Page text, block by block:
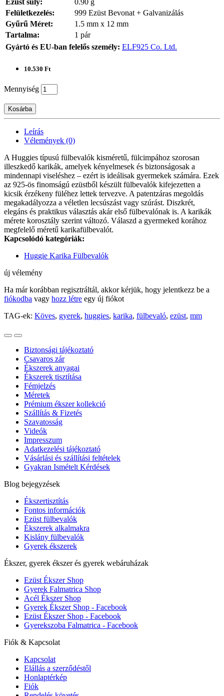
Felületkezelés:
999 Ezüst Bevonat + Galvanizálás
Gyűrű Méret:
1.5 mm x 12 mm
Tartalma:
1 pár
Gyártó és EU-ban felelős személy: ELF925 Co. Ltd.
10.530 Ft
Mennyiség
Kosárba
Leírás
Vélemények (0)
A Huggies típusú fülbevalók kisméretű, fülcimpához szorosan
illeszkedő karikák, amelyek kényelmesek és biztonságosak a
mindennapi viseléshez – ezért is ideálisak gyermekek számára. Ezek
az 925-ös finomságú ezüstből készült fülbevalók kifejezetten a
kicsik érzékeny füléhez lettek tervezve. A patentzáras megoldás
megakadályozza a véletlen lecsúszást vagy szúrást. Diszkrét,
elegáns és praktikus választás akár első fülbevalónak is. A karikák
mérete korosztály szerint változó. Válaszd a gyermeked korához
megfelelő méretű karikafülbevalót.
Kapcsolódó kategóriák:
Huggie Karika Fülbevalók
új vélemény
Ha már korábban regisztráltál, akkor kérjük, hogy jelentkezz be a
fiókodba vagy hozz létre egy új fiókot
TAG-ek: Köves, gyerek, huggies, karika, fülbevaló, ezüst, mm
Biztonsági tájékoztató
Csavaros zár
Ékszerek anyagai
Ékszerek tisztítása
Fémjelzés
Méretek
Prémium ékszer kollekció
Szállítás & Fizetés
Szavatosság
Videók
Impresszum
Adatkezelési tájékoztató
Vásárlási és szállítási feltételek
Gyakran Ismételt Kérdések
Blog bejegyzések
Ékszertisztítás
Fontos információk
Ezüst fülbevalók
Ékszerek alkalmakra
Kislány fülbevalók
Gyerek ékszerek
Ékszer, gyerek ékszer és gyerek webáruházak
Ezüst Ékszer Shop
Gyerek Falmatrica Shop
Acél Ékszer Shop
Gyerek Ékszer Shop - Facebook
Ezüst Ékszer Shop - Facebook
Gyerekszoba Falmatrica - Facebook
Fiók & Kapcsolat
Kapcsolat
Elállás a szerződéstől
Honlaptérkép
Fiók